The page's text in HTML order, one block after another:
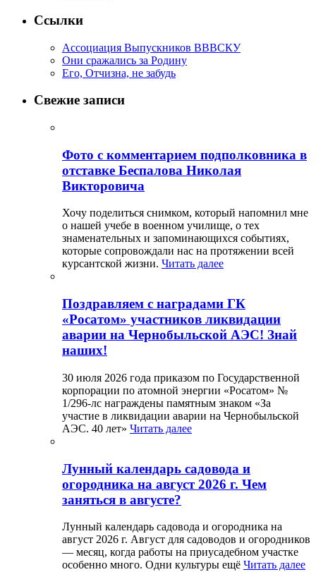
Ссылки
Ассоциация Выпускников ВВВСКУ
Они сражались за Родину
Его, Отчизна, не забудь
Свежие записи
Фото с комментарием подполковника в
отставке Беспалова Николая
Викторовича
Хочу поделиться снимком, который напомнил мне
о нашей учебе в военном училище, о тех
знаменательных и запоминающихся событиях,
которые сопровождали нас на протяжении всей
курсантской жизни. Читать далее
Поздравляем с наградами ГК
«Росатом» участников ликвидации
аварии на Чернобыльской АЭС! Знай
наших!
30 июля 2026 года приказом по Государственной
корпорации по атомной энергии «Росатом» №
1/296-лс награждены памятным знаком «За
участие в ликвидации аварии на Чернобыльской
АЭС. 40 лет» Читать далее
Лунный календарь садовода и
огородника на август 2026 г. Чем
заняться в августе?
Лунный календарь садовода и огородника на
август 2026 г. Август для садоводов и огородников
— месяц, когда работы на приусадебном участке
особенно много. Одни культуры ещё Читать далее